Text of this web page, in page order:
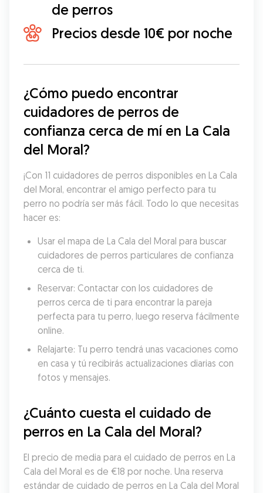
de perros
Precios desde 10€ por noche
¿Cómo puedo encontrar
cuidadores de perros de
confianza cerca de mí en La Cala
del Moral?
¡Con 11 cuidadores de perros disponibles en La Cala
del Moral, encontrar el amigo perfecto para tu
perro no podría ser más fácil. Todo lo que necesitas
hacer es:
Usar el mapa de La Cala del Moral para buscar
cuidadores de perros particulares de confianza
cerca de ti.
Reservar: Contactar con los cuidadores de
perros cerca de ti para encontrar la pareja
perfecta para tu perro, luego reserva fácilmente
online.
Relajarte: Tu perro tendrá unas vacaciones como
en casa y tú recibirás actualizaciones diarias con
fotos y mensajes.
¿Cuánto cuesta el cuidado de
perros en La Cala del Moral?
El precio de media para el cuidado de perros en La
Cala del Moral es de €18 por noche. Una reserva
estándar de cuidado de perros en La Cala del Moral